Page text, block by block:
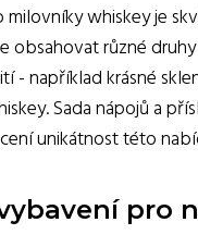
milovníky whiskey je
obsahovat různé
- například krásné
Sada nápojů a
unikátnost této
pro